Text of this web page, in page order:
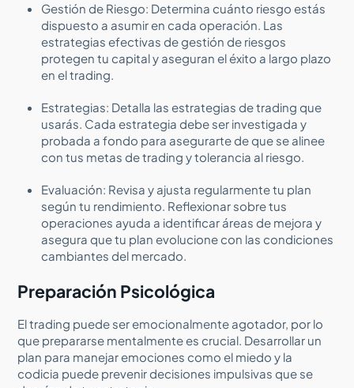
Gestión de Riesgo: Determina cuánto riesgo estás
dispuesto a asumir en cada operación. Las
estrategias efectivas de gestión de riesgos
protegen tu capital y aseguran el éxito a largo plazo
en el trading.
Estrategias: Detalla las estrategias de trading que
usarás. Cada estrategia debe ser investigada y
probada a fondo para asegurarte de que se alinee
con tus metas de trading y tolerancia al riesgo.
Evaluación: Revisa y ajusta regularmente tu plan
según tu rendimiento. Reflexionar sobre tus
operaciones ayuda a identificar áreas de mejora y
asegura que tu plan evolucione con las condiciones
cambiantes del mercado.
Preparación Psicológica
El trading puede ser emocionalmente agotador, por lo
que prepararse mentalmente es crucial. Desarrollar un
plan para manejar emociones como el miedo y la
codicia puede prevenir decisiones impulsivas que se